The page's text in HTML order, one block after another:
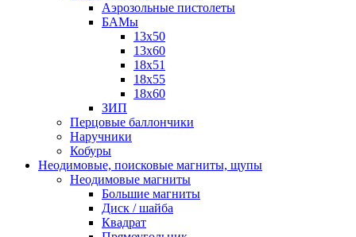
Аэрозольные пистолеты
БАМы
13х50
13х60
18х51
18х55
18х60
ЗИП
Перцовые баллончики
Наручники
Кобуры
Неодимовые, поисковые магниты, щупы
Неодимовые магниты
Большие магниты
Диск / шайба
Квадрат